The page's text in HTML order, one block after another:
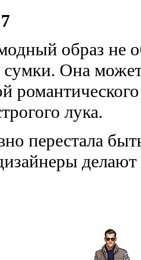
образ не
Она
лука.
перестала